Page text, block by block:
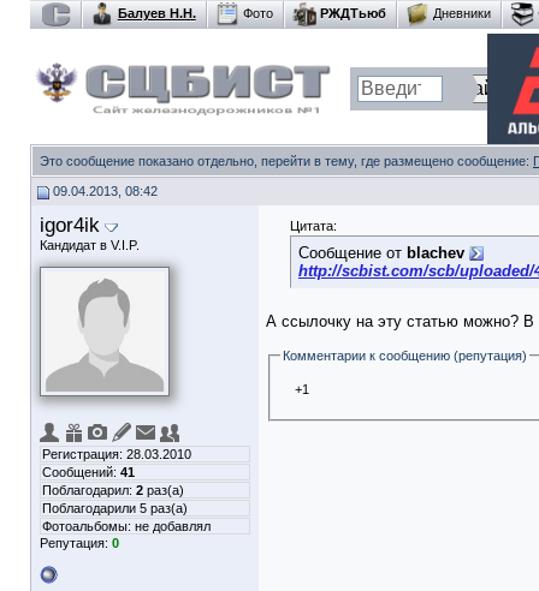
Балуев Н.Н. Фото РЖДТьюб Дневники
Это сообщение показано отдельно, перейти в тему, где размещено сообщение:
09.04.2013, 08:42
igor4ik
Кандидат в V.I.P.
Регистрация: 28.03.2010
Сообщений: 41
Поблагодарил: 2 раз(а)
Поблагодарили 5 раз(а)
Фотоальбомы: не добавлял
Репутация: 0
Цитата:
Сообщение от blachev
http://scbist.com/scb/uploaded/
А ссылочку на эту статью можно?
Комментарии к сообщению (репутация)
+1